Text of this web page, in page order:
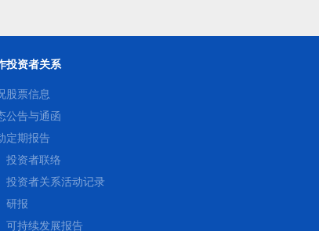
投资者关系
股票信息
公告与通函
定期报告
投资者联络
投资者关系活动记录
研报
可持续发展报告